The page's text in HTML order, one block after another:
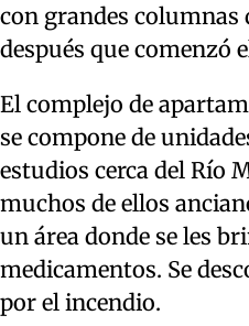
con grandes columnas
después que comenzó
El complejo de
se compone de
estudios cerca del Río
muchos de ellos
un área donde se les
medicamentos. Se
por el incendio.